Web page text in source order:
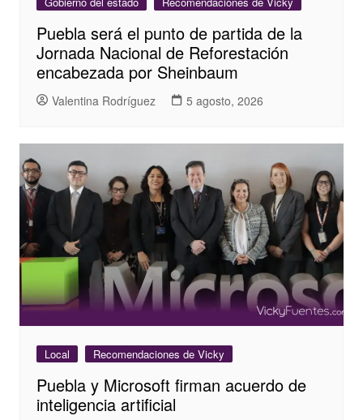
Puebla será el punto de partida de la
Jornada Nacional de Reforestación
encabezada por Sheinbaum
Valentina Rodríguez 5 agosto, 2026
Local Recomendaciones de Vicky
Puebla y Microsoft firman acuerdo de
inteligencia artificial